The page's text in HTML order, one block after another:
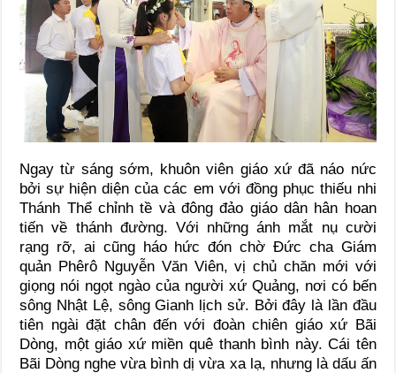
Ngay từ sáng sớm, khuôn viên giáo xứ đã náo nức
bởi sự hiện diện của các em với đồng phục thiếu nhi
Thánh Thể chỉnh tề và đông đảo giáo dân hân hoan
tiến về thánh đường. Với những ánh mắt nụ cười
rạng rỡ, ai cũng háo hức đón chờ Đức cha Giám
quản Phêrô Nguyễn Văn Viên, vị chủ chăn mới với
giọng nói ngọt ngào của người xứ Quảng, nơi có bến
sông Nhật Lệ, sông Gianh lịch sử. Bởi đây là lần đầu
tiên ngài đặt chân đến với đoàn chiên giáo xứ Bãi
Dòng, một giáo xứ miền quê thanh bình này. Cái tên
Bãi Dòng nghe vừa bình dị vừa xa lạ, nhưng là dấu ấn